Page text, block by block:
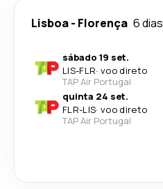
Lisboa- Florença 6 dias
sábado 19 set.
LIS-FLR· voo direto
TAP Air Portugal
quinta 24 set.
FLR-LIS· voo direto
TAP Air Portugal